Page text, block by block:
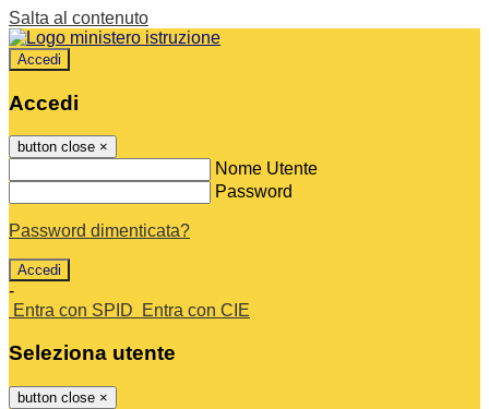
Salta al contenuto
Accedi
Accedi
button close ×
Nome Utente
Password
Password dimenticata?
-
Entra con SPID
Entra con CIE
Seleziona utente
button close ×